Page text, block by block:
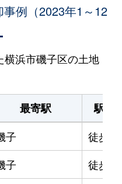
例（2023年1～12
浜市磯子区の土地
最寄駅
駅徒
子
徒歩
子
徒歩9